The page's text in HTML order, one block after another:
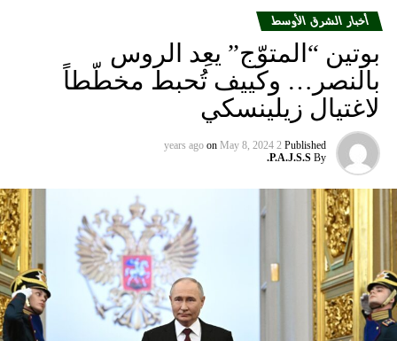
أخبار الشرق الأوسط
بوتين “المتوّج” يعِد الروس
بالنصر… وكييف تُحبط مخطّطاً
لاغتيال زيلينسكي
Published
2 years ago
on May 8, 2024
By
P.A.J.S.S.